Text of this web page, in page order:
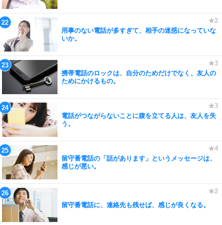
用事のない電話が多すぎて、相手の迷惑になっていな
いか。
携帯電話のロックは、自分のためだけでなく、友人の
ためにかけるもの。
電話がつながらないことに腹を立てる人は、友人を失
う。
留守番電話の「話があります」というメッセージは、
感じが悪い。
留守番電話に、連絡先も残せば、感じが良くなる。